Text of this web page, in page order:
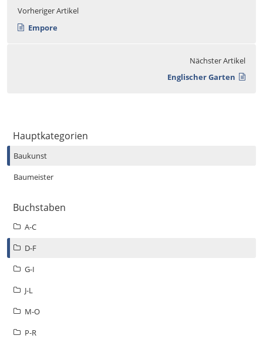
Vorheriger Artikel
Empore
Nächster Artikel
Englischer Garten
Hauptkategorien
Baukunst
Baumeister
Buchstaben
A-C
D-F
G-I
J-L
M-O
P-R